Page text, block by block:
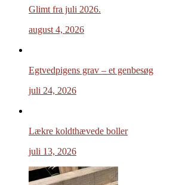
Glimt fra juli 2026.
august 4, 2026
Egtvedpigens grav – et genbesøg
juli 24, 2026
Lækre koldthævede boller
juli 13, 2026